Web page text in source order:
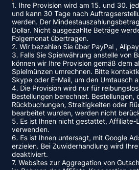
1. Ihre Provision wird am 15. und 30.
und kann 30 Tage nach
werden. Der
Dollar. Nicht ausgezahlte Beträge
Folgemonat übertragen.
2. Wir bezahlen Sie über PayPal , Alipay
3. Falls Sie Spielwährung anstelle von
können wir Ihre Provision gemäß dem
Spielmünzen umrechnen. Bitte
Skype oder E-Mail, um den Umtausch
4. Die Provision wird nur für
Bestellungen berechnet. Bestellungen,
Rückbuchungen, Streitigkeiten oder
bearbeitet wurden, werden nicht
5. Es ist Ihnen nicht gestattet, Affiliate-
verwenden.
6. Es ist Ihnen untersagt, mit Google
erzielen. Bei Zuwiderhandlung wird
deaktiviert.
7. Websites zur Aggregation von